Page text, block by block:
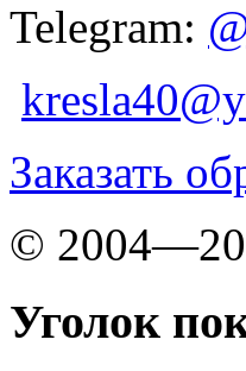
Telegram:
Заказать
©
Уголок